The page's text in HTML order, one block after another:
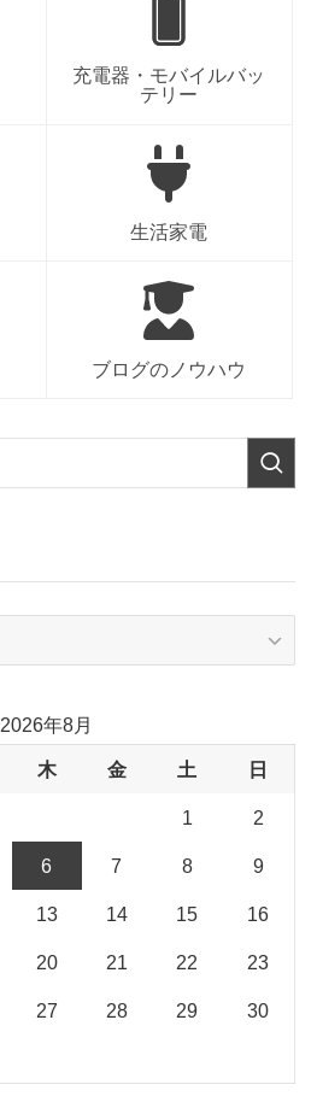
充電器・モバイルバッ
テリー
生活家電
ブログのノウハウ
2026年8月
木 金 土 日
1 2
6 7 8 9
13 14 15 16
20 21 22 23
27 28 29 30